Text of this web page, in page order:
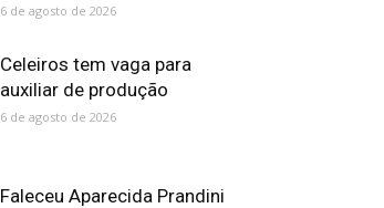
6 de agosto de 2026
Celeiros tem vaga para
auxiliar de produção
6 de agosto de 2026
Faleceu Aparecida Prandini